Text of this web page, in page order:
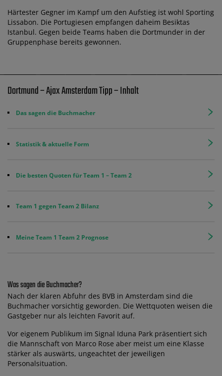
Härtester Gegner im Kampf um den Aufstieg ist wohl Sporting
Lissabon. Die Portugiesen empfangen daheim Besiktas
Istanbul. Gegen beide Teams haben die Dortmunder in der
Gruppenphase bereits gewonnen.
Dortmund – Ajax Amsterdam Tipp – Inhalt
Das sagen die Buchmacher
Statistik & aktuelle Form
Die besten Quoten für Team 1 – Team 2
Team 1 gegen Team 2 Bilanz
Meine Team 1 Team 2 Prognose
Was sagen die Buchmacher?
Nach der klaren Abfuhr des BVB in Amsterdam sind die
Buchmacher vorsichtig geworden. Die Wettquoten weisen die
Gastgeber nur als leichten Favorit auf.
Vor eigenem Publikum im Signal Iduna Park präsentiert sich
die Mannschaft von Marco Rose aber meist um eine Klasse
stärker als auswärts, ungeachtet der jeweiligen
Personalsituation.